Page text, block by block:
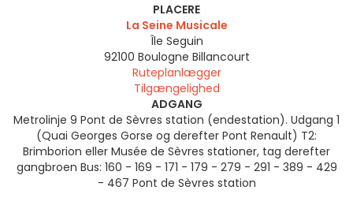
PLACERE
La Seine Musicale
Île Seguin
92100 Boulogne Billancourt
Ruteplanlægger
Tilgængelighed
ADGANG
Metrolinje 9 Pont de Sèvres station (endestation). Udgang 1
(Quai Georges Gorse og derefter Pont Renault) T2:
Brimborion eller Musée de Sèvres stationer, tag derefter
gangbroen Bus: 160 - 169 - 171 - 179 - 279 - 291 - 389 - 429
- 467 Pont de Sèvres station